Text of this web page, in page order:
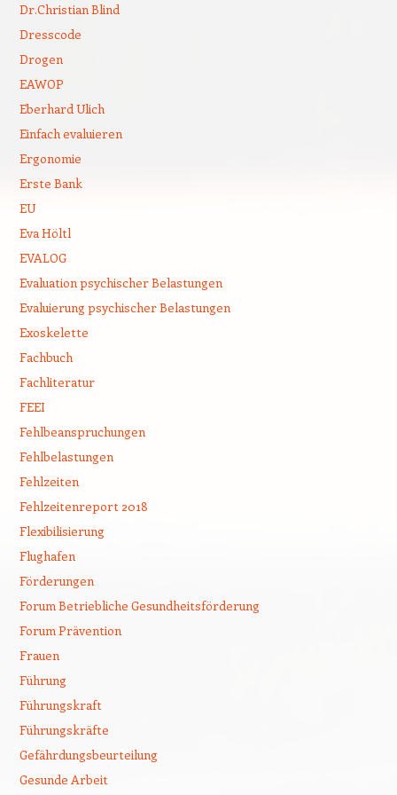
Dr.Christian Blind
Dresscode
Drogen
EAWOP
Eberhard Ulich
Einfach evaluieren
Ergonomie
Erste Bank
EU
Eva Höltl
EVALOG
Evaluation psychischer Belastungen
Evaluierung psychischer Belastungen
Exoskelette
Fachbuch
Fachliteratur
FEEI
Fehlbeanspruchungen
Fehlbelastungen
Fehlzeiten
Fehlzeitenreport 2018
Flexibilisierung
Flughafen
Förderungen
Forum Betriebliche Gesundheitsförderung
Forum Prävention
Frauen
Führung
Führungskraft
Führungskräfte
Gefährdungsbeurteilung
Gesunde Arbeit